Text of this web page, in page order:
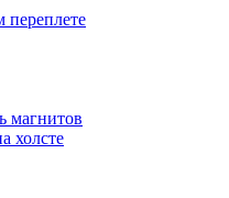
переплете
магнитов
холсте